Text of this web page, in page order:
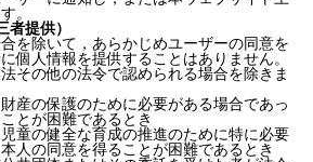
。
提供）
を除いて，あらかじめユーザーの同意を
個人情報を提供することはありません。
その他の法令で認められる場合を除きま
産の保護のために必要がある場合であっ
とが困難であるとき
童の健全な育成の推進のために特に必要
人の同意を得ることが困難であるとき